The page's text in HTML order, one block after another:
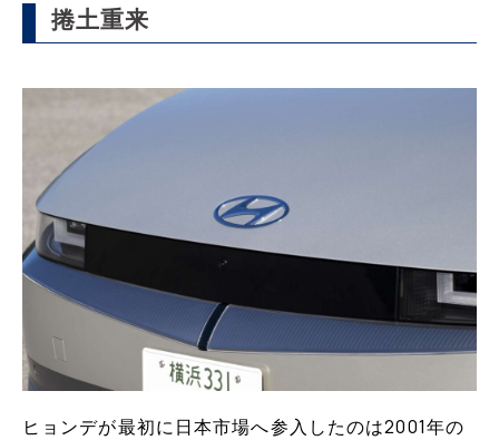
捲土重来
ヒョンデが最初に日本市場へ参入したのは2001年の